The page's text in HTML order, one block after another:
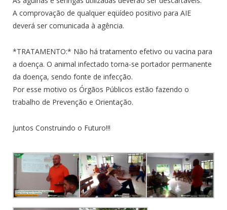
A comprovação de qualquer eqüídeo positivo para AIE
deverá ser comunicada à agência.
*TRATAMENTO:* Não há tratamento efetivo ou vacina para
a doença. O animal infectado torna-se portador permanente
da doença, sendo fonte de infecção.
Por esse motivo os Órgãos Públicos estão fazendo o
trabalho de Prevenção e Orientação.
Juntos Construindo o Futuro!!!